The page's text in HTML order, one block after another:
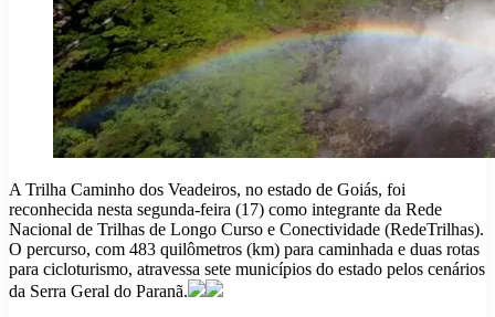
A Trilha Caminho dos Veadeiros, no estado de Goiás, foi
reconhecida nesta segunda-feira (17) como integrante da Rede
Nacional de Trilhas de Longo Curso e Conectividade (RedeTrilhas).
O percurso, com 483 quilômetros (km) para caminhada e duas rotas
para cicloturismo, atravessa sete municípios do estado pelos cenários
da Serra Geral do Paranã.